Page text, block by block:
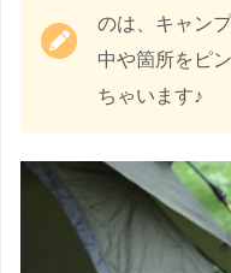
のは、キャン
中や箇所をピ
ちゃいます♪